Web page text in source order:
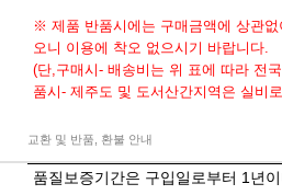
※ 제품 반품시에는 구매금액에 상관
오니 이용에 착오 없으시기 바랍니다.
(단,구매시- 배송비는 위 표에 따라 전
품시- 제주도 및 도서산간지역은 실비
교환 및 반품, 환불 안내
품질보증기간은 구입일로부터 1년